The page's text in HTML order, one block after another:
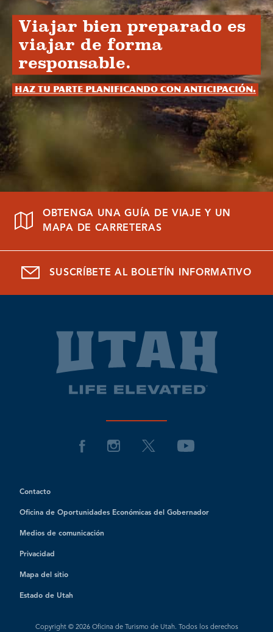
Viajar bien preparado es
viajar de forma
responsable.
Haz tu parte planificando con anticipación.
OBTENGA UNA GUÍA DE VIAJE Y UN
MAPA DE CARRETERAS
SUSCRÍBETE AL BOLETÍN INFORMATIVO
Contacto
Oficina de Oportunidades Económicas del Gobernador
Medios de comunicación
Privacidad
Mapa del sitio
Estado de Utah
Copyright © 2026 Oficina de Turismo de Utah. Todos los derechos